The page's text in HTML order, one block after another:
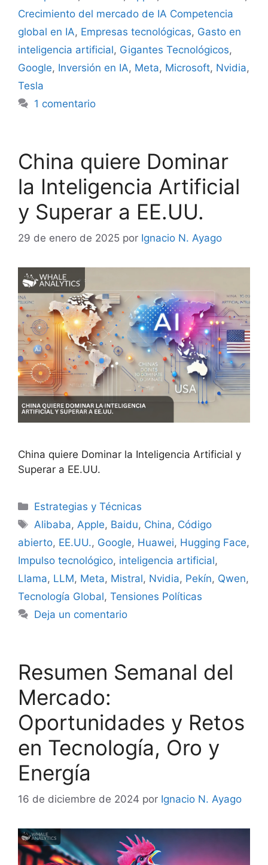
Crecimiento del mercado de IA Competencia
global en IA, Empresas tecnológicas, Gasto en
inteligencia artificial, Gigantes Tecnológicos,
Google, Inversión en IA, Meta, Microsoft, Nvidia,
Tesla
1 comentario
China quiere Dominar
la Inteligencia Artificial
y Superar a EE.UU.
29 de enero de 2025 por Ignacio N. Ayago
China quiere Dominar la Inteligencia Artificial y
Superar a EE.UU.
Categorías
Estrategias y Técnicas
Etiquetas
Alibaba, Apple, Baidu, China, Código
abierto, EE.UU., Google, Huawei, Hugging Face,
Impulso tecnológico, inteligencia artificial,
Llama, LLM, Meta, Mistral, Nvidia, Pekín, Qwen,
Tecnología Global, Tensiones Políticas
Deja un comentario
Resumen Semanal del
Mercado:
Oportunidades y Retos
en Tecnología, Oro y
Energía
16 de diciembre de 2024 por Ignacio N. Ayago